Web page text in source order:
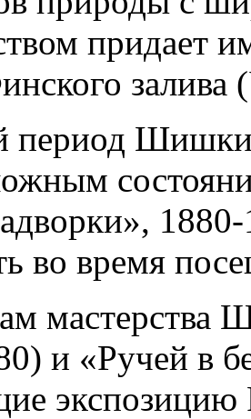
придает
период
во время
мастерства
и «Ручей в
экспозицию